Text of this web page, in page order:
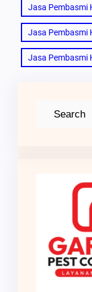
Jasa Pembasmi
Jasa Pembasmi
Jasa Pembasmi